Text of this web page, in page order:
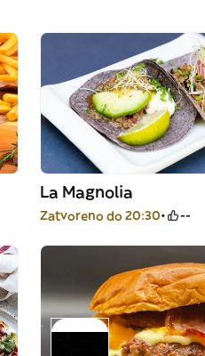
La Magnolia
Zatvoreno do 20:30 --